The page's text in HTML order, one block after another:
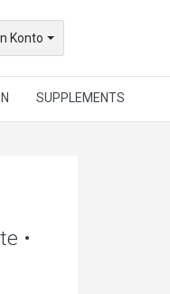
Konto
SUPPLEMENTS
•